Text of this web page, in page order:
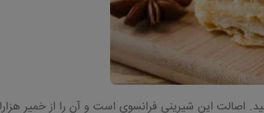
اصالت این شیرینی فرانسوی است و آن را از خمیر